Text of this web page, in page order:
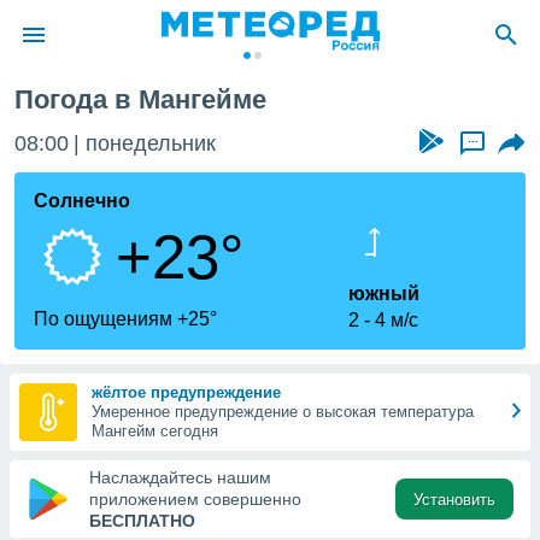
о
Вы можете
к этому
доступ
Погода в Мангейме
08:00 понедельник ...
Солнечно
+23°
По ощущениям +25°
южный
2
4 м/с
жёлтое предупреждение
Умеренное предупреждение о высокая температура
Мангейм сегодня
Наслаждайтесь нашим
приложением совершенно
БЕСПЛАТНО
Установить